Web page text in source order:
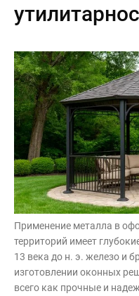
Получить расчет
Оставить заявку
Применение металла в
территорий имеет
13 века до н. э. железо и
изготовлении оконных
всего как прочные и